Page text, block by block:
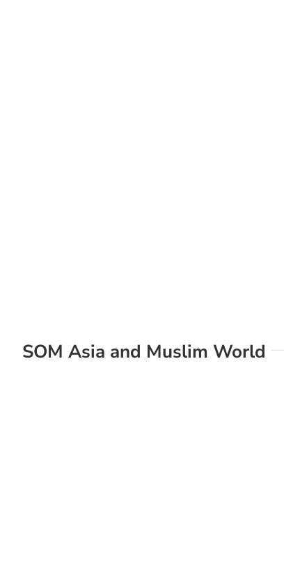
SOM Asia and Muslim World